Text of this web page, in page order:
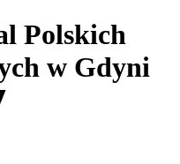
Polskich
w Gdyni